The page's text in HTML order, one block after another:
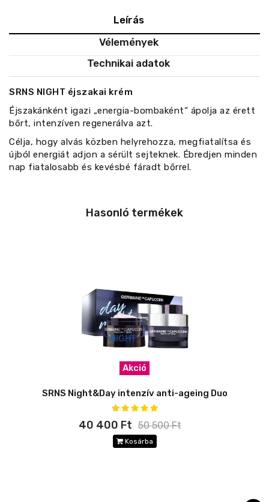
Leírás
Vélemények
Technikai adatok
SRNS NIGHT éjszakai krém
Éjszakánként igazi „energia-bombaként“ ápolja az érett
bőrt, intenzíven regenerálva azt.
Célja, hogy alvás közben helyrehozza, megfiatalítsa és
újból energiát adjon a sérült sejteknek. Ébredjen minden
nap fiatalosabb és kevésbé fáradt bőrrel.
Hasonló termékek
Akció
SRNS Night&Day intenzív anti-ageing Duo
40 400 Ft 50 500 Ft
Kosárba